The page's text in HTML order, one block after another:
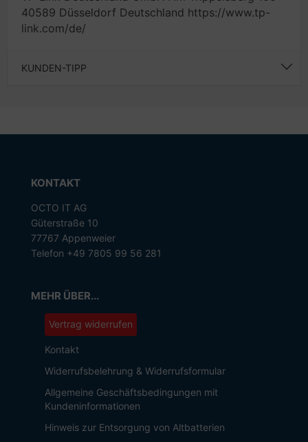
40589 Düsseldorf Deutschland https://www.tp-
link.com/de/
KUNDEN-TIPP
KONTAKT
OCTO IT AG
Güterstraße 10
77767 Appenweier
Telefon +49 7805 99 56 281
MEHR ÜBER...
Vertrag widerrufen
Kontakt
Widerrufsbelehrung & Widerrufsformular
Allgemeine Geschäftsbedingungen mit
Kundeninformationen
Hinweis zur Entsorgung von Altbatterien